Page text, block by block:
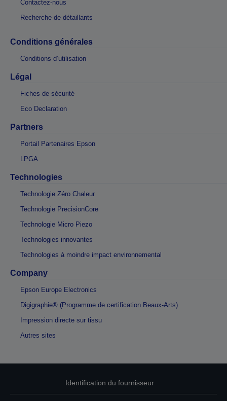
Contactez-nous
Recherche de détaillants
Conditions générales
Conditions d’utilisation
Légal
Fiches de sécurité
Eco Declaration
Partners
Portail Partenaires Epson
LPGA
Technologies
Technologie Zéro Chaleur
Technologie PrecisionCore
Technologie Micro Piezo
Technologies innovantes
Technologies à moindre impact environnemental
Company
Epson Europe Electronics
Digigraphie® (Programme de certification Beaux-Arts)
Impression directe sur tissu
Autres sites
Identification du fournisseur